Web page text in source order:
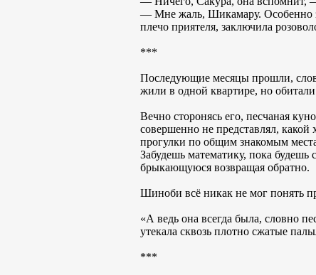
— Мне жаль, Шикамару. Особенно
плечо приятеля, заключила
***
Последующие месяцы прошли,
жили в одной квартире, но
Вечно сторонясь его, песчаная
совершенно не представлял,
прогулки по общим знакомым
Забудешь математику, пока будешь
брыкающуюся возвращая обратно.
Шиноби всё никак не мог понять
«А ведь она всегда была, словно
утекала сквозь плотно сжатые
***